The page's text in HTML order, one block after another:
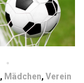
, Mädchen, Verein